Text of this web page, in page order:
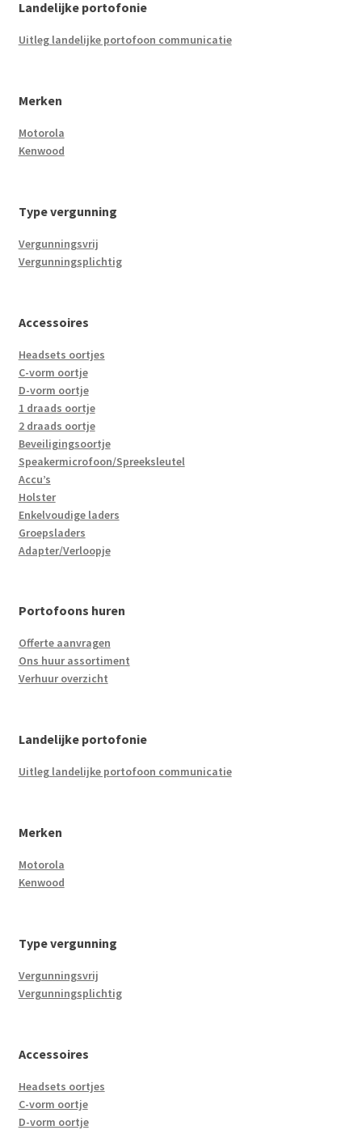
Landelijke portofonie
Uitleg landelijke portofoon communicatie
Merken
Motorola
Kenwood
Type vergunning
Vergunningsvrij
Vergunningsplichtig
Accessoires
Headsets oortjes
C-vorm oortje
D-vorm oortje
1 draads oortje
2 draads oortje
Beveiligingsoortje
Speakermicrofoon/Spreeksleutel
Accu’s
Holster
Enkelvoudige laders
Groepsladers
Adapter/Verloopje
Portofoons huren
Offerte aanvragen
Ons huur assortiment
Verhuur overzicht
Landelijke portofonie
Uitleg landelijke portofoon communicatie
Merken
Motorola
Kenwood
Type vergunning
Vergunningsvrij
Vergunningsplichtig
Accessoires
Headsets oortjes
C-vorm oortje
D-vorm oortje